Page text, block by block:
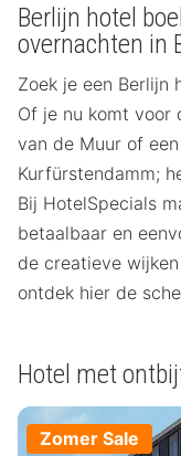
Berlijn hotel
overnachten in
Zoek je een Berlijn
Of je nu komt voor
van de Muur of
Kurfürstendamm;
Bij HotelSpecials
betaalbaar en
de creatieve
ontdek hier de
Hotel met
Zomer Sale